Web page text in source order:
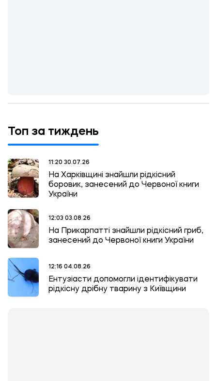
Топ за тиждень
11:20 30.07.26
На Харківщині знайшли рідкісний
боровик, занесений до Червоної книги
України
12:03 03.08.26
На Прикарпатті знайшли рідкісний гриб,
занесений до Червоної книги України
12:16 04.08.26
Ентузіасти допомогли ідентифікувати
рідкісну дрібну тварину з Київщини